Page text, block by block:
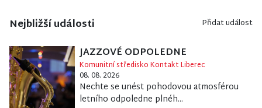
Nejbližší události Přidat událost
JAZZOVÉ ODPOLEDNE
Komunitní středisko Kontakt Liberec
08. 08. 2026
Nechte se unést pohodovou atmosférou
letního odpoledne plnéh...